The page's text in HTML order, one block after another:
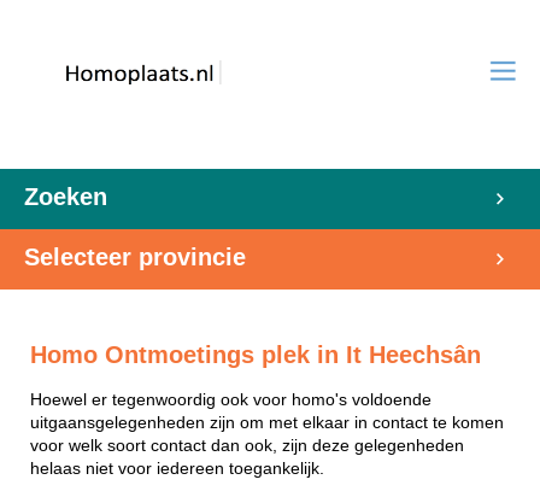
Zoeken
Selecteer provincie
Homo Ontmoetings plek in It Heechsân
Hoewel er tegenwoordig ook voor homo's voldoende
uitgaansgelegenheden zijn om met elkaar in contact te komen
voor welk soort contact dan ook, zijn deze gelegenheden
helaas niet voor iedereen toegankelijk.